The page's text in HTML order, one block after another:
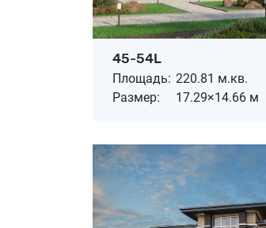
45-54L
Площадь: 220.81 м.кв.
Размер:
17.29×14.66 м